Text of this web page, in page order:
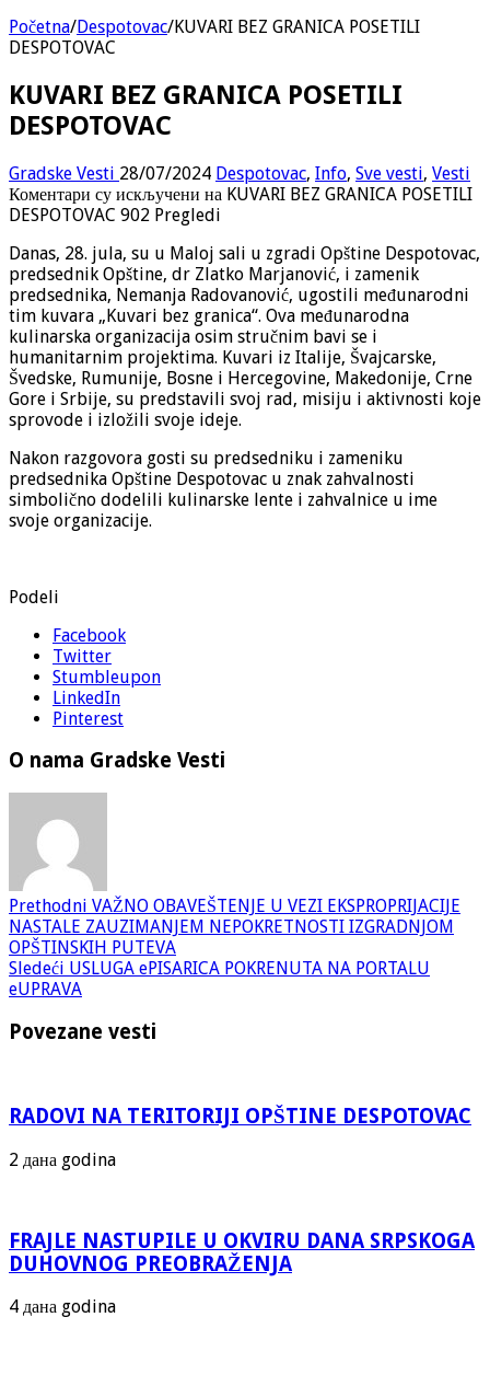
Početna/Despotovac/KUVARI BEZ GRANICA POSETILI
DESPOTOVAC
KUVARI BEZ GRANICA POSETILI
DESPOTOVAC
Gradske Vesti 28/07/2024 Despotovac, Info, Sve vesti, Vesti
Коментари су искључени на KUVARI BEZ GRANICA POSETILI
DESPOTOVAC 902 Pregledi
Danas, 28. jula, su u Maloj sali u zgradi Opštine Despotovac,
predsednik Opštine, dr Zlatko Marjanović, i zamenik
predsednika, Nemanja Radovanović, ugostili međunarodni
tim kuvara „Kuvari bez granica“. Ova međunarodna
kulinarska organizacija osim stručnim bavi se i
humanitarnim projektima. Kuvari iz Italije, Švajcarske,
Švedske, Rumunije, Bosne i Hercegovine, Makedonije, Crne
Gore i Srbije, su predstavili svoj rad, misiju i aktivnosti koje
sprovode i izložili svoje ideje.
Nakon razgovora gosti su predsedniku i zameniku
predsednika Opštine Despotovac u znak zahvalnosti
simbolično dodelili kulinarske lente i zahvalnice u ime
svoje organizacije.
Podeli
Facebook
Twitter
Stumbleupon
LinkedIn
Pinterest
O nama Gradske Vesti
Prethodni VAŽNO OBAVEŠTENJE U VEZI EKSPROPRIJACIJE
NASTALE ZAUZIMANJEM NEPOKRETNOSTI IZGRADNJOM
OPŠTINSKIH PUTEVA
Sledeći USLUGA ePISARICA POKRENUTA NA PORTALU
eUPRAVA
Povezane vesti
RADOVI NA TERITORIJI OPŠTINE DESPOTOVAC
2 дана godina
FRAJLE NASTUPILE U OKVIRU DANA SRPSKOGA
DUHOVNOG PREOBRAŽENJA
4 дана godina